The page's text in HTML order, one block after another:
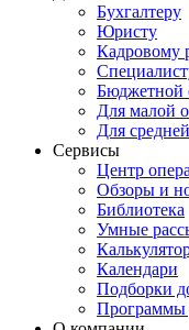
Бухгалтеру
Юристу
Кадровому
Бюджетной
Для малой
Для
Сервисы
Центр
Обзоры и
Библиотека
Умные
Календари
Подборки
Программы